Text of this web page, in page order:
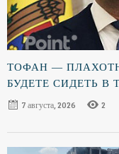
ТОФАН —
БУДЕТЕ СИДЕТЬ В
7 августа, 2026
2